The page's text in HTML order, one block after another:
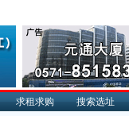
求租求购 搜索选址